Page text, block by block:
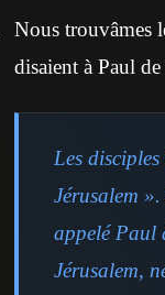
Nous trouvâmes
disaient à Paul
Les
Jérusalem
appelé Paul
Jérusalem,